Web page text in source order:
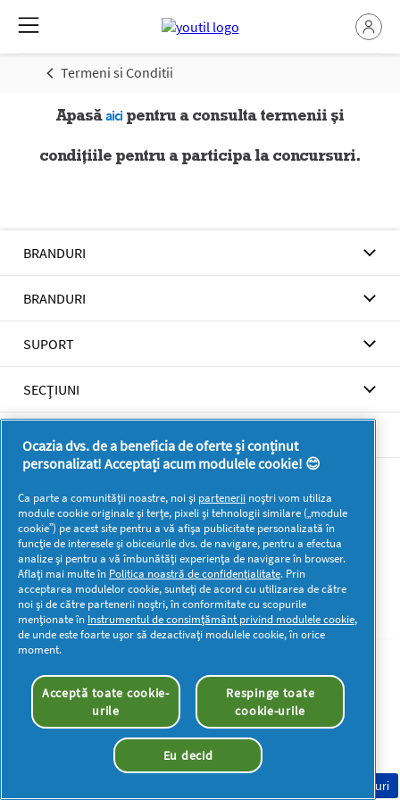
Termeni si Conditii
Apasăaicipentru a consulta termenii și
condițiile pentru a participa la concursuri.
BRANDURI
BRANDURI
SUPORT
SECŢIUNI
DOCUMENTE LEGALE DETERGENTI SA
Mai multă inspirație
Drepturi de autor © 2026 P&G. Toate drepturile rezervate
Consimțământ Cookie-uri
Ocazia dvs. de a beneficia de oferte și conținut
personalizat! Acceptați acum modulele cookie! 😊
Ca parte a comunității noastre, noi și partenerii noștri vom utiliza
module cookie originale și terțe, pixeli și tehnologii similare („module
cookie”) pe acest site pentru a vă afișa publicitate personalizată în
funcție de interesele și obiceiurile dvs. de navigare, pentru a efectua
analize și pentru a vă îmbunătăți experiența de navigare în browser.
Aflați mai multe în Politica noastră de confidențialitate. Prin
acceptarea modulelor cookie, sunteți de acord cu utilizarea de către
noi și de către partenerii noștri, în conformitate cu scopurile
menționate în Instrumentul de consimțământ privind modulele cookie,
de unde este foarte ușor să dezactivați modulele cookie, în orice
moment.
Acceptă toate cookie-
urile
Respinge toate
cookie-urile
Eu decid